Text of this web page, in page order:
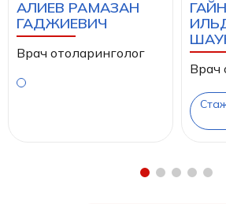
АЛИЕВ РАМАЗАН
ГАДЖИЕВИЧ
Врач отоларинголог
Врач